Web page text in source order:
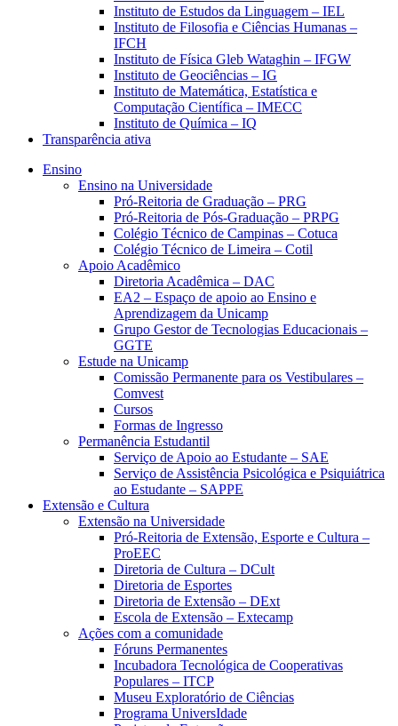
Instituto de Estudos da Linguagem – IEL
Instituto de Filosofia e Ciências Humanas –
IFCH
Instituto de Física Gleb Wataghin – IFGW
Instituto de Geociências – IG
Instituto de Matemática, Estatística e
Computação Científica – IMECC
Instituto de Química – IQ
Transparência ativa
Ensino
Ensino na Universidade
Pró-Reitoria de Graduação – PRG
Pró-Reitoria de Pós-Graduação – PRPG
Colégio Técnico de Campinas – Cotuca
Colégio Técnico de Limeira – Cotil
Apoio Acadêmico
Diretoria Acadêmica – DAC
EA2 – Espaço de apoio ao Ensino e
Aprendizagem da Unicamp
Grupo Gestor de Tecnologias Educacionais –
GGTE
Estude na Unicamp
Comissão Permanente para os Vestibulares –
Comvest
Cursos
Formas de Ingresso
Permanência Estudantil
Serviço de Apoio ao Estudante – SAE
Serviço de Assistência Psicológica e Psiquiátrica
ao Estudante – SAPPE
Extensão e Cultura
Extensão na Universidade
Pró-Reitoria de Extensão, Esporte e Cultura –
ProEEC
Diretoria de Cultura – DCult
Diretoria de Esportes
Diretoria de Extensão – DExt
Escola de Extensão – Extecamp
Ações com a comunidade
Fóruns Permanentes
Incubadora Tecnológica de Cooperativas
Populares – ITCP
Museu Exploratório de Ciências
Programa UniversIdade